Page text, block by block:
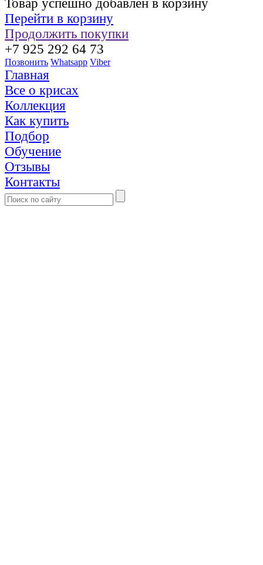
Товар успешно добавлен в корзину
Перейти в корзину
Продолжить покупки
+7 925 292 64 73
Позвонить Whatsapp Viber
Главная
Все о крисах
Коллекция
Как купить
Подбор
Обучение
Отзывы
Контакты